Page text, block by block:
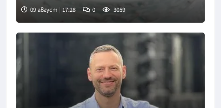
09 август | 17:28 0 3059